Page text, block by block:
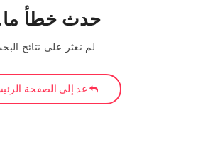
حدث خطأ
لم نعثر على نتائج
عد إلى الصفحة